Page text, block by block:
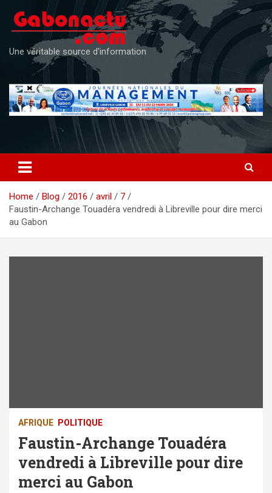
content
Une véritable source d'information
Home Blog 2016 avril
7
Faustin-Archange Touadéra vendredi à Libreville pour dire merci
au Gabon
AFRIQUE POLITIQUE
Faustin-Archange Touadéra
vendredi à Libreville pour dire
merci au Gabon